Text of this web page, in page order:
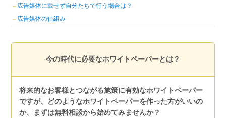
広告媒体に載せず自分たちで行う場合は？
広告媒体の仕組み
今の時代に必要なホワイトペーパーとは？
将来的なお客様とつながる施策に有効なホワイトペーパー
ですが、どのようなホワイトペーパーを作った方がいいの
か、まずは無料相談から始めてみませんか？